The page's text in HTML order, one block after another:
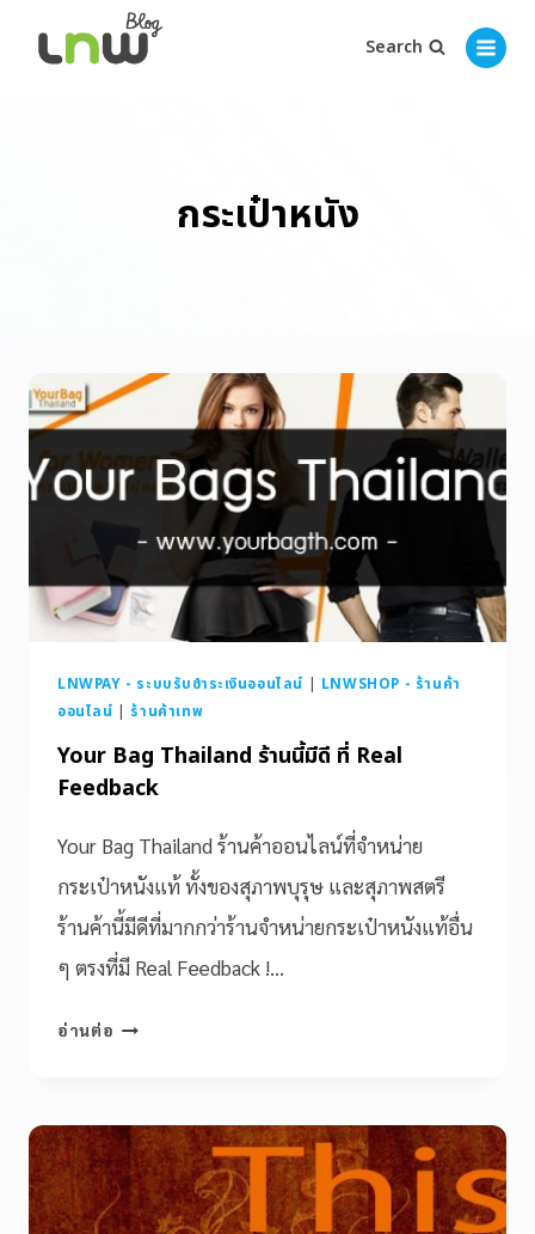
Search
กระเป๋าหนัง
LNWPAY - ระบบรับชำระเงินออนไลน์ | LNWSHOP - ร้านค้า
ออนไลน์ | ร้านค้าเทพ
Your Bag Thailand ร้านนี้มีดี ที่ Real
Feedback
Your Bag Thailand ร้านค้าออนไลน์ที่จำหน่าย
กระเป๋าหนังแท้ ทั้งของสุภาพบุรุษ และสุภาพสตรี
ร้านค้านี้มีดีที่มากกว่าร้านจำหน่ายกระเป๋าหนังแท้อื่น
ๆ ตรงที่มี Real Feedback !…
อ่านต่อ